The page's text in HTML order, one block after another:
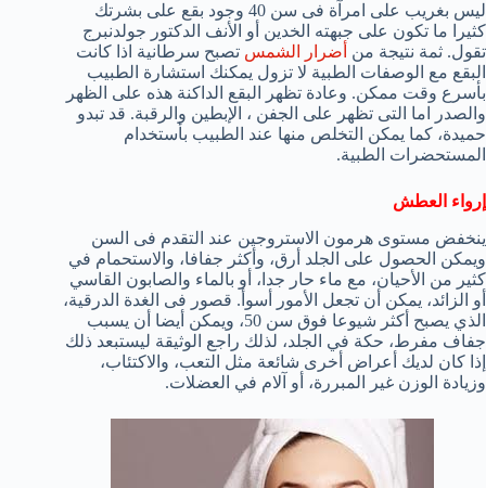
ليس بغريب على امرآة فى سن 40 وجود بقع على بشرتك
كثيرا ما تكون على جبهته الخدين أو الأنف الدكتور جولدنبرج
تقول. ثمة نتيجة من أضرار الشمس تصبح سرطانية اذا كانت
البقع مع الوصفات الطبية لا تزول يمكنك استشارة الطبيب
بأسرع وقت ممكن. وعادة تظهر البقع الداكنة هذه على الظهر
والصدر اما التى تظهر على الجفن ، الإبطين والرقبة. قد تبدو
حميدة، كما يمكن التخلص منها عند الطبيب بأستخدام
المستحضرات الطبية.
إرواء العطش
ينخفض ​​مستوى هرمون الاستروجين عند التقدم فى السن
ويمكن الحصول على الجلد أرق، و أكثر جفافا، و الاستحمام في
كثير من الأحيان، مع ماء حار جدا ، أو بالماء والصابون القاسي
أو الزائد، يمكن أن تجعل الأمور أسوأ . قصور فى الغدة الدرقية،
الذي يصبح أكثر شيوعا فوق سن 50 ، ويمكن أيضا أن يسبب
جفاف مفرط، حكة في الجلد، لذلك راجع الوثيقة ليستبعد ذلك
إذا كان لديك
أعراض أخرى شائعة مثل التعب، والاكتئاب،
وزيادة الوزن غير المبررة، أو آلام في العضلات.